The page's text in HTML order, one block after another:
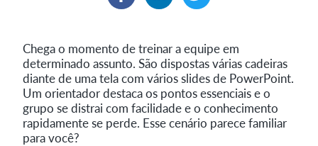
Chega o momento de treinar a equipe em
determinado assunto. São dispostas várias cadeiras
diante de uma tela com vários slides de PowerPoint.
Um orientador destaca os pontos essenciais e o
grupo se distrai com facilidade e o conhecimento
rapidamente se perde. Esse cenário parece familiar
para você?